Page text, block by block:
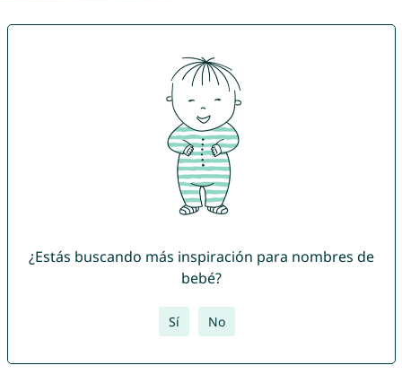
¿Estás buscando más inspiración para nombres de
bebé?
Sí No